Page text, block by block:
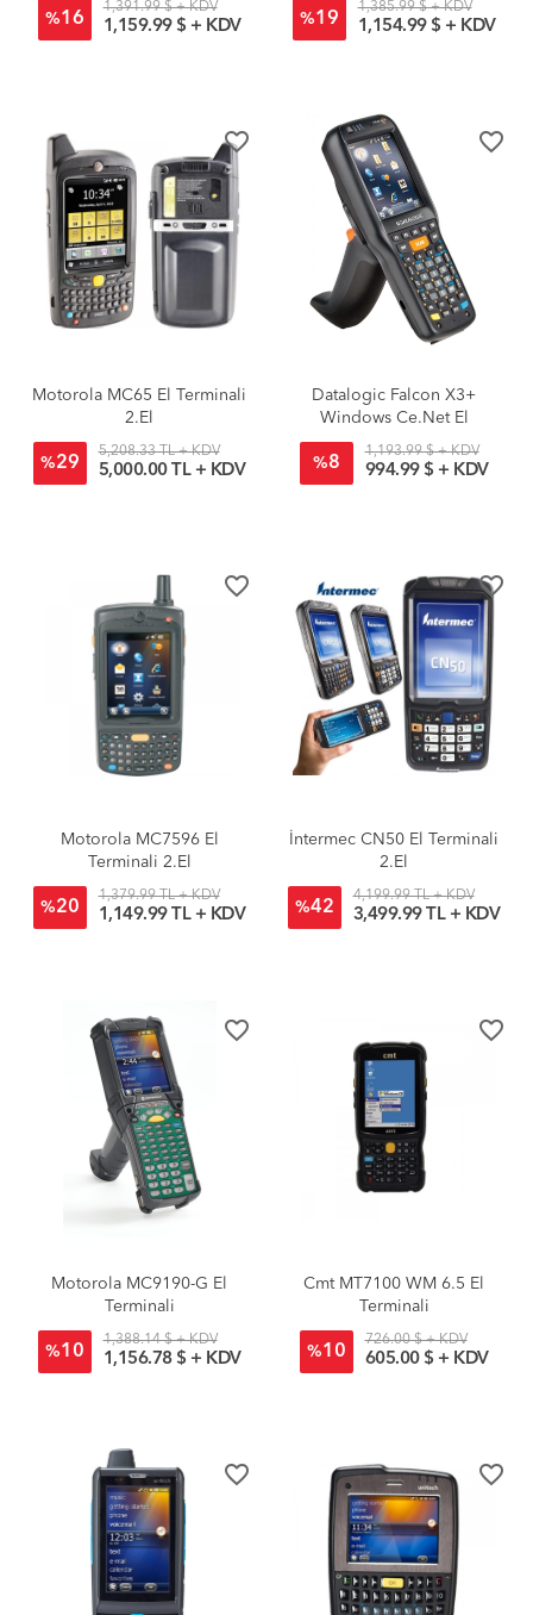
%16
1,391.99 $ + KDV
1,159.99 $ + KDV %19
1,385.99 $ + KDV
1,154.99 $ + KDV
favorite_border
Motorola MC65 El Terminali
2.El
%29
5,208.33 TL + KDV
5,000.00 TL + KDV
favorite_border
Datalogic Falcon X3+
Windows Ce.Net El
Terminali 1D Lazer
945200043
%8
1,193.99 $ + KDV
994.99 $ + KDV
favorite_border
Motorola MC7596 El
Terminali 2.El
%20
1,379.99 TL + KDV
1,149.99 TL + KDV
favorite_border
İntermec CN50 El Terminali
2.El
%42
4,199.99 TL + KDV
3,499.99 TL + KDV
favorite_border
Motorola MC9190-G El
Terminali
%10
1,388.14 $ + KDV
1,156.78 $ + KDV
favorite_border
Cmt MT7100 WM 6.5 El
Terminali
%10
726.00 $ + KDV
605.00 $ + KDV
favorite_border favorite_border